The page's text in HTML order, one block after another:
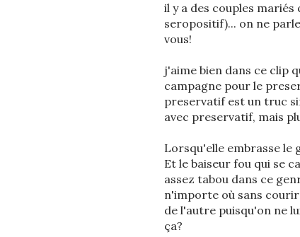
il y a des couples
seropositif)... on ne
vous!
j'aime bien dans ce clip
campagne pour le
preservatif est un truc
avec preservatif, mais
Lorsqu'elle embrasse le
Et le baiseur fou qui se
assez tabou dans ce
n'importe où sans
de l'autre puisqu'on ne
ça?